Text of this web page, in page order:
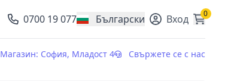
0700 19 077 Български
, change currency Вход 0
Магазин: София, Младост 4 Свържете се с нас